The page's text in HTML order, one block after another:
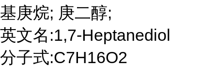
基庚烷; 庚二醇;
英文名:1,7-Heptanediol
分子式:C7H16O2